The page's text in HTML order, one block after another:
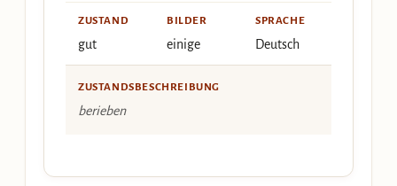
ZUSTAND
gut
BILDER
einige
SPRACHE
Deutsch
ZUSTANDSBESCHREIBUNG
berieben